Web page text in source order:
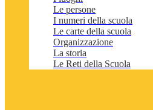
Le persone
I numeri della scuola
Le carte della scuola
Organizzazione
La storia
Le Reti della Scuola